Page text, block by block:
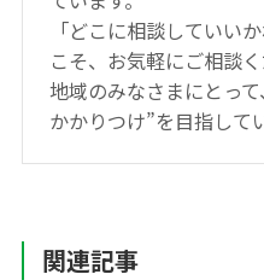
「どこに相談していい
こそ、お気軽にご相談く
地域のみなさまにとっ
かかりつけ”を目指して
関連記事